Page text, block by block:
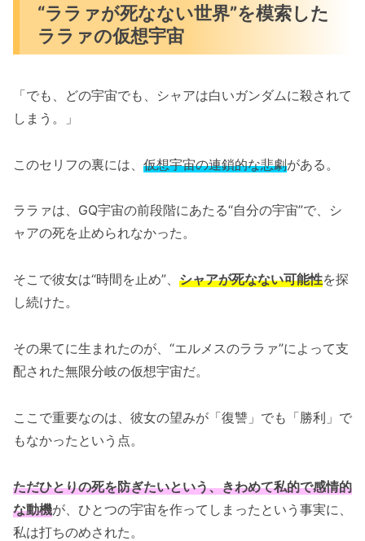
“ララァが死なない世界”を模索した
ララァの仮想宇宙
「でも、どの宇宙でも、シャアは白いガンダムに殺されて
しまう。」
このセリフの裏には、 仮想宇宙の連鎖的な悲劇がある。
ララァは、GQ宇宙の前段階にあたる“自分の宇宙”で、シ
ャアの死を止められなかった。
そこで彼女は“時間を止め”、 シャアが死なない可能性を探
し続けた。
その果てに生まれたのが、“エルメスのララァ”によって支
配された無限分岐の仮想宇宙だ。
ここで重要なのは、彼女の望みが「復讐」でも「勝利」で
もなかったという点。
ただひとりの死を防ぎたいという、きわめて私的で感情的
な動機が、ひとつの宇宙を作ってしまったという事実に、
私は打ちのめされた。